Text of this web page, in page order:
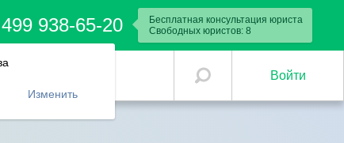
Изменить
938-65-20
Бесплатная консультация юриста
Свободных юристов: 8
Войти